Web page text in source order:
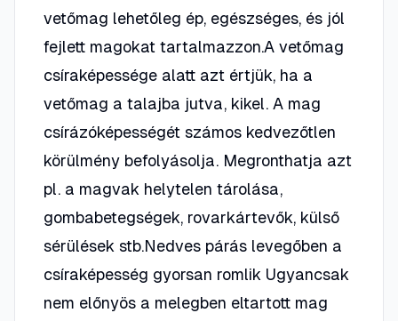
vetőmag lehetőleg ép, egészséges, és jól
fejlett magokat tartalmazzon.A vetőmag
csíraképessége alatt azt értjük, ha a
vetőmag a talajba jutva, kikel. A mag
csírázóképességét számos kedvezőtlen
körülmény befolyásolja. Megronthatja azt
pl. a magvak helytelen tárolása,
gombabetegségek, rovarkártevők, külső
sérülések stb.Nedves párás levegőben a
csíraképesség gyorsan romlik Ugyancsak
nem előnyös a melegben eltartott mag